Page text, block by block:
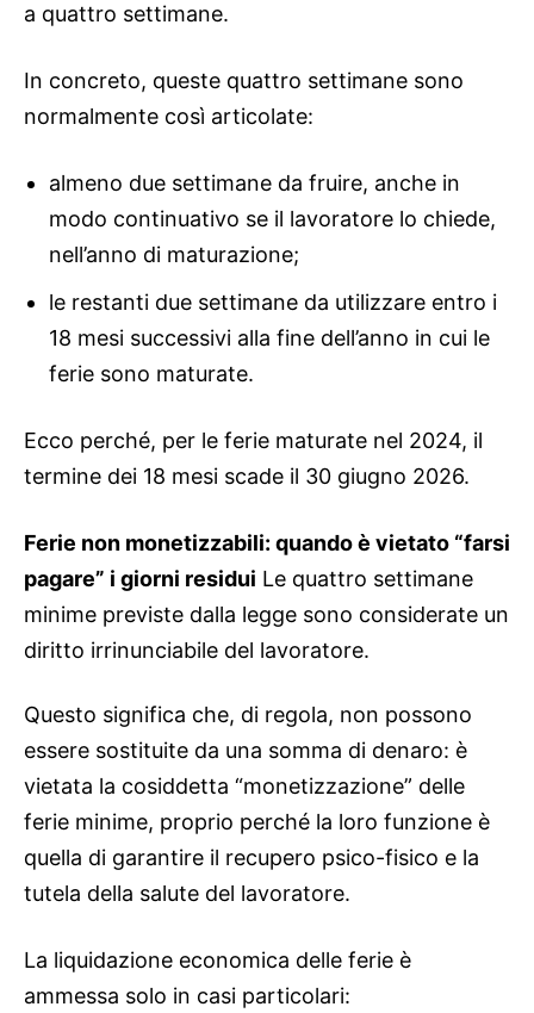
a quattro settimane.
In concreto, queste quattro settimane sono
normalmente così articolate:
almeno due settimane da fruire, anche in
modo continuativo se il lavoratore lo chiede,
nell’anno di maturazione;
le restanti due settimane da utilizzare entro i
18 mesi successivi alla fine dell’anno in cui le
ferie sono maturate.
Ecco perché, per le ferie maturate nel 2024, il
termine dei 18 mesi scade il 30 giugno 2026.
Ferie non monetizzabili: quando è vietato “farsi
pagare” i giorni residui Le quattro settimane
minime previste dalla legge sono considerate un
diritto irrinunciabile del lavoratore.
Questo significa che, di regola, non possono
essere sostituite da una somma di denaro: è
vietata la cosiddetta “monetizzazione” delle
ferie minime, proprio perché la loro funzione è
quella di garantire il recupero psico-fisico e la
tutela della salute del lavoratore.
La liquidazione economica delle ferie è
ammessa solo in casi particolari: